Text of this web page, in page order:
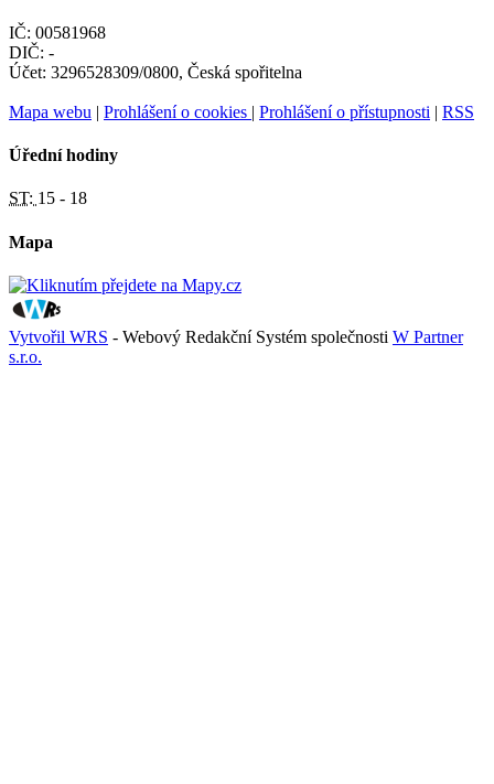
IČ: 00581968
DIČ: -
Účet: 3296528309/0800, Česká spořitelna
Mapa webu | Prohlášení o cookies | Prohlášení o přístupnosti | RSS
Úřední hodiny
ST: 15 - 18
Mapa
Vytvořil WRS - Webový Redakční Systém společnosti W Partner
s.r.o.